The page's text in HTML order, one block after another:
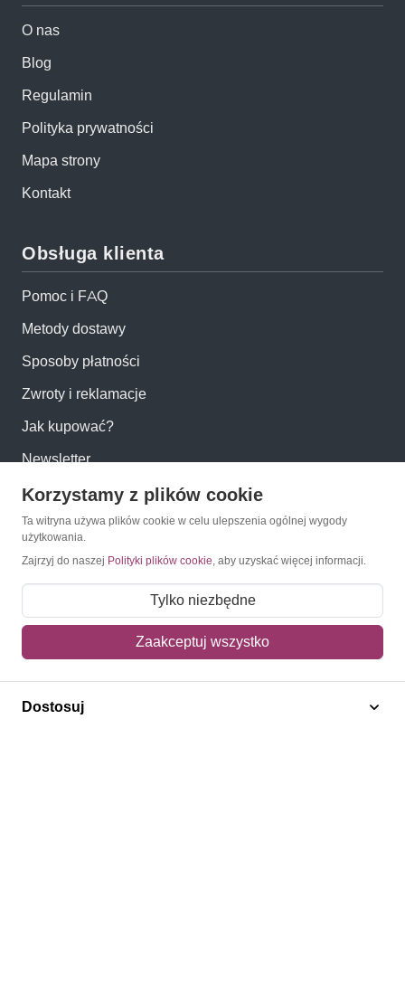
O nas
Blog
Regulamin
Polityka prywatności
Mapa strony
Kontakt
Obsługa klienta
Pomoc i FAQ
Metody dostawy
Sposoby płatności
Zwroty i reklamacje
Jak kupować?
Newsletter
Konto
Moje konto
Mój koszyk
Adres dostawy
Polecamy
Korzystamy z plików cookie
Ta witryna używa plików cookie w celu ulepszenia ogólnej wygody
użytkowania.
Zajrzyj do naszej Polityki plików cookie, aby uzyskać więcej informacji.
Tylko niezbędne
Zaakceptuj wszystko
Dostosuj